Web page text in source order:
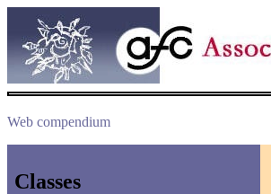
Web compendium
Classes